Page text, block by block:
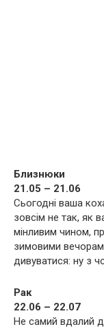
Близнюки
21.05 – 21.06
Сьогодні ваша
зовсім не так, як
мінливим чином,
зимовими
дивуватися: ну з
Рак
22.06 – 22.07
Не самий вдалий